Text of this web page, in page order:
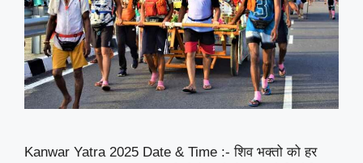
Kanwar Yatra 2025 Date & Time :- शिव भक्तो को हर